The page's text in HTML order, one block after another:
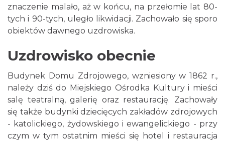
znaczenie malało, aż w końcu, na przełomie lat 80-
tych i 90-tych, uległo likwidacji. Zachowało się sporo
obiektów dawnego uzdrowiska.
Uzdrowisko obecnie
Budynek Domu Zdrojowego, wzniesiony w 1862 r.,
należy dziś do Miejskiego Ośrodka Kultury i mieści
salę teatralną, galerię oraz restaurację. Zachowały
się także budynki dziecięcych zakładów zdrojowych
- katolickiego, żydowskiego i ewangelickiego - przy
czym w tym ostatnim mieści się hotel i restauracja